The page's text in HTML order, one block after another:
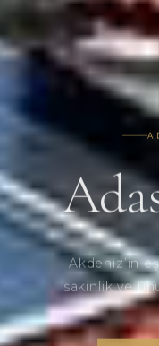
Akdeniz’in
sakinlik ve